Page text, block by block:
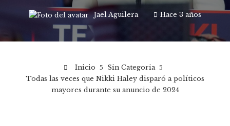
Jael Aguilera Hace 3 años
Inicio
Sin Categoria
Todas las veces que Nikki Haley disparó a políticos
mayores durante su anuncio de 2024